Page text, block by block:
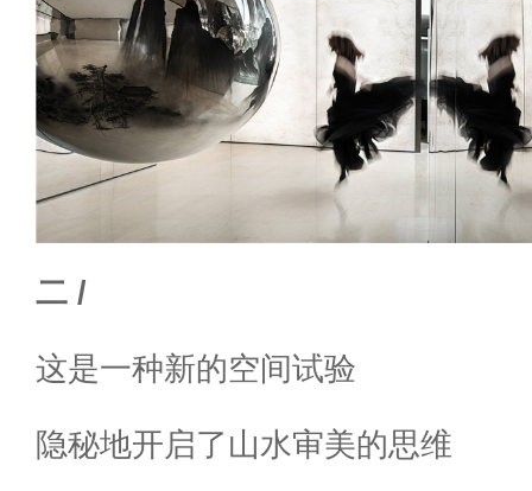
二 /
这是一种新的空间试验
隐秘地开启了山水审美的思维